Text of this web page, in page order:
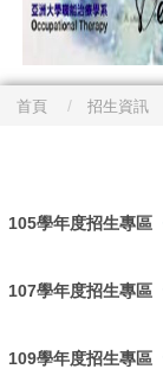
首頁 招生資訊
105學年度招生專區
107學年度招生專區
109學年度招生專區